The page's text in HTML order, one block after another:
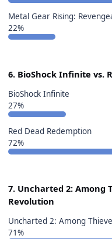
Metal Gear Rising:
22%
6. BioShock Infinite vs.
BioShock Infinite
27%
Red Dead Redemption
72%
7. Uncharted 2: Among
Revolution
Uncharted 2: Among
71%